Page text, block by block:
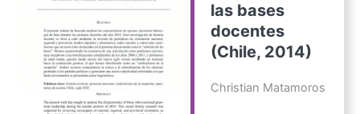
las bases
docentes
(Chile, 2014)
Christian Matamoros